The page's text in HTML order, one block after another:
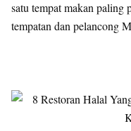
satu tempat makan paling
tempatan dan pelancong